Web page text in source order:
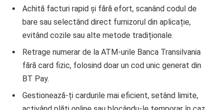
Achită facturi rapid și fără efort, scanând codul de
bare sau selectând direct furnizorul din aplicație,
evitând cozile sau alte metode tradiționale.
Retrage numerar de la ATM-urile Banca Transilvania
fără card fizic, folosind doar un cod unic generat din
BT Pay.
Gestionează-ți cardurile mai eficient, setând limite,